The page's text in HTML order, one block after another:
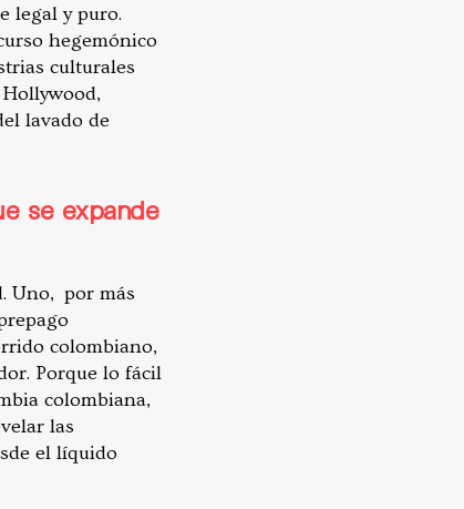
legal y puro.
hegemónico
culturales
lavado de
se expande
Uno, por más
colombiano,
Porque lo fácil
colombiana,
las
el líquido